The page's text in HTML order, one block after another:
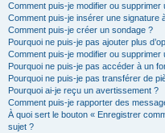
Comment puis-je modifier ou supprimer
Comment puis-je insérer une signature
Comment puis-je créer un sondage ?
Pourquoi ne puis-je pas ajouter plus
Comment puis-je modifier ou supprimer
Pourquoi ne puis-je pas accéder à un
Pourquoi ne puis-je pas transférer de
Pourquoi ai-je reçu un avertissement ?
Comment puis-je rapporter des
À quoi sert le bouton « Enregistrer
sujet ?